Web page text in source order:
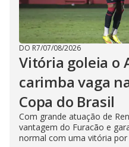
DO R7/07/08/2026
Vitória goleia o
carimba vaga
Copa do Brasil
Com grande atuação de
vantagem do Furacão e
normal com uma vitória por